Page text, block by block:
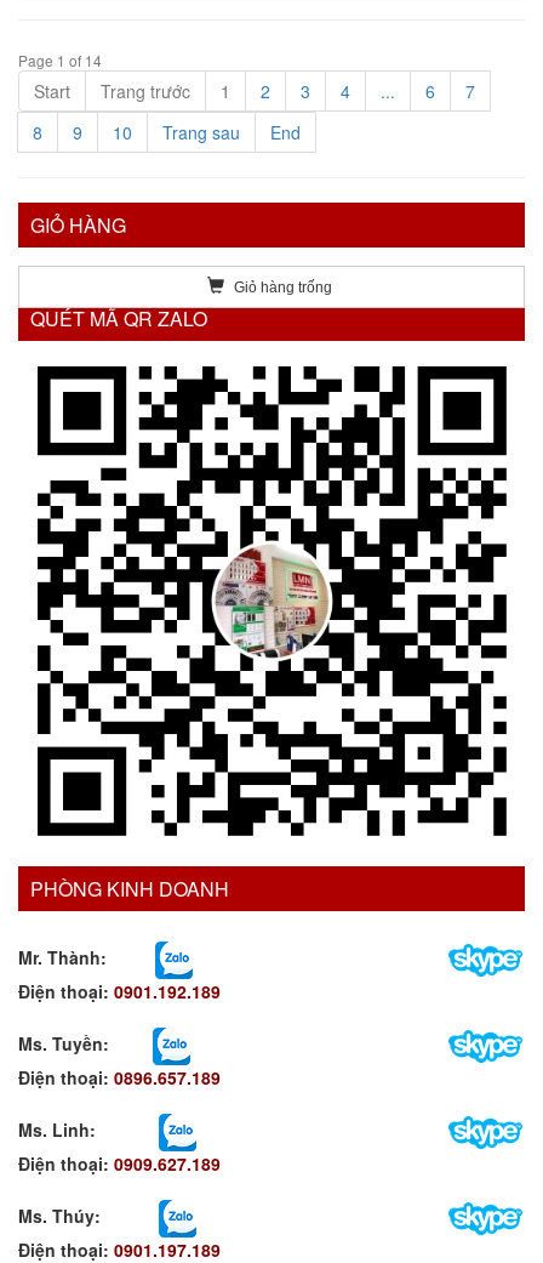
Page 1 of 14
Start Trang trước 1 2 3 4 ... 6
7
8
9 10 Trang sau End
GIỎ HÀNG
Giỏ hàng trống
QUÉT MÃ QR ZALO
PHÒNG KINH DOANH
Mr. Thành:
Điện thoại: 0901.192.189
Ms. Tuyền:
Điện thoại: 0896.657.189
Ms. Linh:
Điện thoại: 0909.627.189
Ms. Thúy:
Điện thoại: 0901.197.189